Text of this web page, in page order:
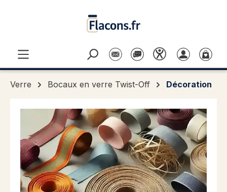
Verre Bocaux en verre Twist-Off Décoration